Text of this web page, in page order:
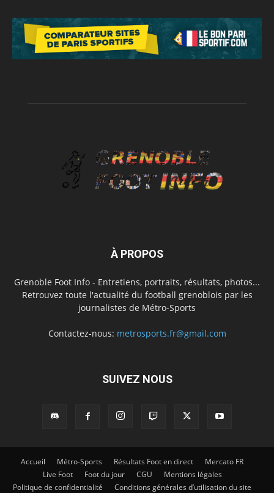
À PROPOS
Grenoble Foot Info - Entretiens, portraits, résultats, photos...
Retrouvez toute l'actualité du football grenoblois par les
journalistes de Métro-Sports
Contactez-nous: metrosports.fr@gmail.com
SUIVEZ NOUS
Accueil Métro-Sports Résultats Foot en direct
Mercato FR
Live Foot
Foot du jour CGU
Mentions légales
Politique de confidentialité
Conditions générales d’utilisation du site